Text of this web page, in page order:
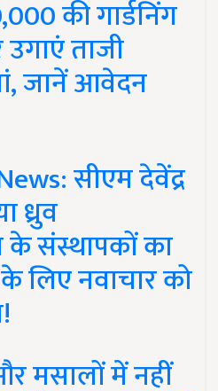
की गार्डनिंग
ताजी
जानें आवेदन
सीएम देवेंद्र
ध्रुव
के संस्थापकों का
लिए नवाचार को
मसालों में नहीं